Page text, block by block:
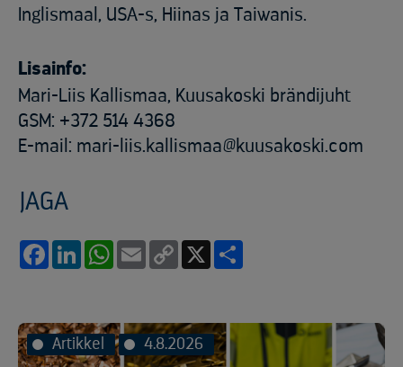
Inglismaal, USA-s, Hiinas ja Taiwanis.
Lisainfo:
Mari-Liis Kallismaa, Kuusakoski brändijuht
GSM: +372 514 4368
E-mail: mari-liis.kallismaa@kuusakoski.com
JAGA
FacebookLinkedInWhatsApp
Email
Copy
Artikkel 4.8.2026